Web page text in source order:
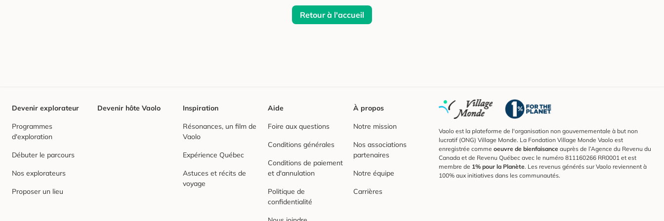
Retour à l'accueil
Devenir explorateur
Programmes
d'exploration
Débuter le parcours
Nos explorateurs
Proposer un lieu
Devenir hôte Vaolo Inspiration
Résonances, un film de
Vaolo
Expérience Québec
Astuces et récits de
voyage
Aide
Foire aux questions
Conditions générales
Conditions de paiement
et d'annulation
Politique de
confidentialité
À propos
Notre mission
Nos associations
partenaires
Notre équipe
Carrières
Vaolo est la plateforme de l'organisation non gouvernementale à but non
lucratif (ONG) Village Monde. La Fondation Village Monde Vaolo est
enregistrée comme oeuvre de bienfaisance auprès de l’Agence du Revenu du
Canada et de Revenu Québec avec le numéro 811160266 RR0001 et est
membre de 1% pour la Planète. Les revenus générés sur Vaolo reviennent à
100% aux initiatives dans les communautés.